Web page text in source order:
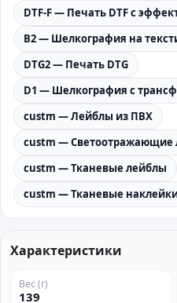
DTF-F — Печать DTF с
B2 — Шелкография на
DTG2 — Печать DTG
D1 — Шелкография с
custm — Лейблы из ПВХ
custm — Светоотражающие
custm — Тканевые лейблы
custm — Тканевые
Характеристики
Вес (г)
139